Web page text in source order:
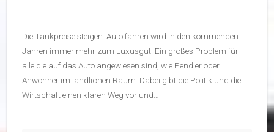
Die Tankpreise steigen. Auto fahren wird in den kommenden
Jahren immer mehr zum Luxusgut. Ein großes Problem für
alle die auf das Auto angewiesen sind, wie Pendler oder
Anwohner im ländlichen Raum. Dabei gibt die Politik und die
Wirtschaft einen klaren Weg vor und…